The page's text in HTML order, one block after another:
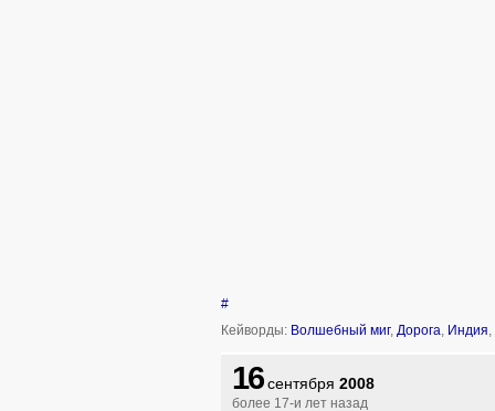
#
Кейворды: Волшебный миг, Дорога Индия
16сентября 2008
более 17-и лет назад